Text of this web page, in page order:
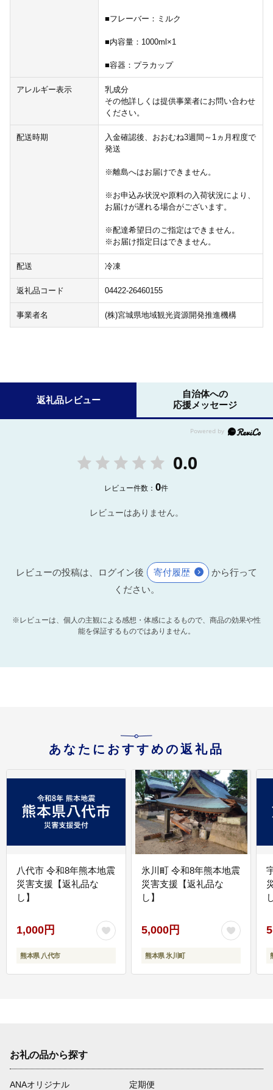
■フレーバー：ミルク
■内容量：1000ml×1
■容器：プラカップ
アレルギー表示
乳成分
その他詳しくは提供事業者にお問い合わせ
ください。
配送時期
入金確認後、おおむね3週間～1ヵ月程度で
発送
※離島へはお届けできません。
※お申込み状況や原料の入荷状況により、
お届けが遅れる場合がございます。
※配達希望日のご指定はできません。
※お届け指定日はできません。
配送 冷凍
返礼品コード 04422-26460155
事業者名 (株)宮城県地域観光資源開発推進機構
返礼品レビュー
自治体への
応援メッセージ
0.0
レビュー件数：0件
レビューはありません。
レビューの投稿は、ログイン後 寄付履歴
から行って
ください。
※レビューは、個人の主観による感想・体感によるもので、商品の効果や性
能を保証するものではありません。
あなたにおすすめの返礼品
八代市 令和8年熊本地震
災害支援【返礼品な
し】
1,000円
熊本県 八代市
氷川町 令和8年熊本地震
災害支援【返礼品な
し】
5,000円
熊本県 氷川町
お礼の品から探す
ANAオリジナル
定期便